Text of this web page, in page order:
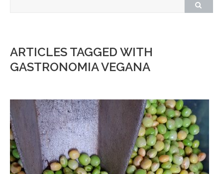
ARTICLES TAGGED WITH
GASTRONOMIA VEGANA